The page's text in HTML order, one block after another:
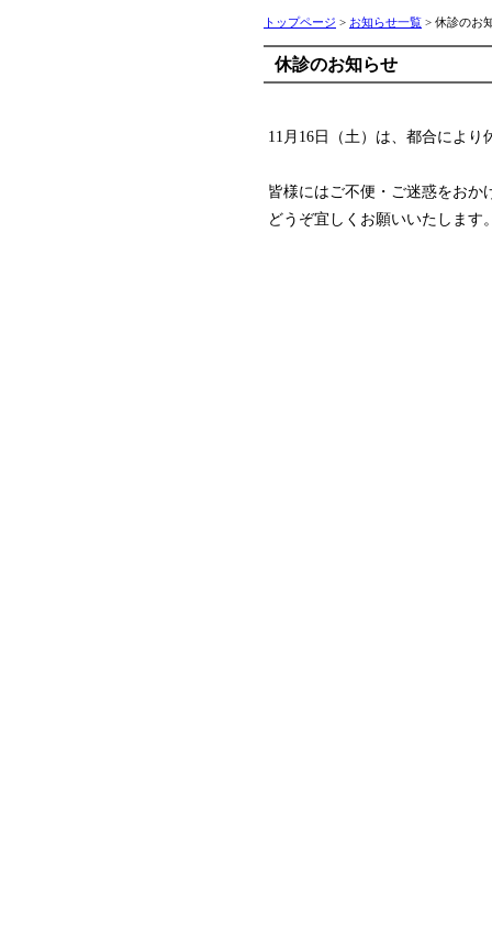
トップページ > お知らせ一覧 > 休診のお
休診のお知らせ
11月16日（土）は、都合により
皆様にはご不便・ご迷惑をおか
どうぞ宜しくお願いいたします